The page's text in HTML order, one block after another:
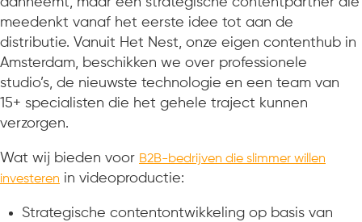
meedenkt vanaf het eerste idee tot aan de
distributie. Vanuit Het Nest, onze eigen contenthub in
Amsterdam, beschikken we over professionele
studio’s, de nieuwste technologie en een team van
15+ specialisten die het gehele traject kunnen
verzorgen.
Wat wij bieden voor B2B-bedrijven die slimmer willen
investeren in videoproductie:
Strategische contentontwikkeling op basis van